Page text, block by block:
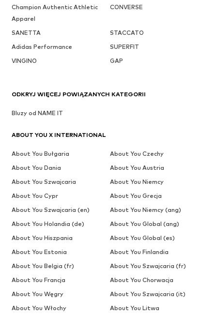
Champion Authentic Athletic
Apparel
CONVERSE
SANETTA
STACCATO
Adidas Performance
SUPERFIT
VINGINO
GAP
ODKRYJ WIĘCEJ POWIĄZANYCH KATEGORII
Bluzy od NAME IT
ABOUT YOU X INTERNATIONAL
About You Bułgaria
About You Czechy
About You Dania
About You Austria
About You Szwajcaria
About You Niemcy
About You Cypr
About You Grecja
About You Szwajcaria (en)
About You Niemcy (ang)
About You Holandia (de)
About You Global (ang)
About You Hiszpania
About You Global (es)
About You Estonia
About You Finlandia
About You Belgia (fr)
About You Szwajcaria (fr)
About You Francja
About You Chorwacja
About You Węgry
About You Szwajcaria (it)
About You Włochy
About You Litwa